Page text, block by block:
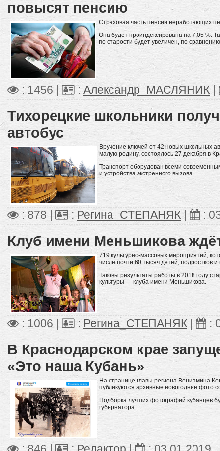
повысят пенсию
Страховая часть пенсии неработающих
Она будет проиндексирована на 7,05 %.
по старости будет увеличен, по
: 1456 | :Александр_МАСЛЯНИК |
Тихорецкие школьники
автобус
Вручение ключей от 42 новых школьных
малую родину, состоялось 27 декабря в
Транспорт оборудован всеми
и устройства экстренного вызова.
: 878 | : Регина_СТЕПАНЯК | :
Клуб имени Меньшикова
719 культурно-массовых мероприятий,
числе почти 60 тысяч детей, подростков
Таковы результаты работы в 2018 году
культуры — клуба имени Меньшикова.
: 1006 | : Регина_СТЕПАНЯК :
В Краснодарском крае
«Это наша Кубань»
На странице главы региона Вениамина
публикуются архивные новогодние фото
Подборка лучших фотографий кубанцев
губернатора.